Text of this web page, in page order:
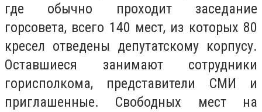
где обычно проходит заседание
горсовета, всего 140 мест, из которых 80
кресел отведены депутатскому корпусу.
Оставшиеся занимают сотрудники
горисполкома, представители СМИ и
приглашенные. Свободных мест на